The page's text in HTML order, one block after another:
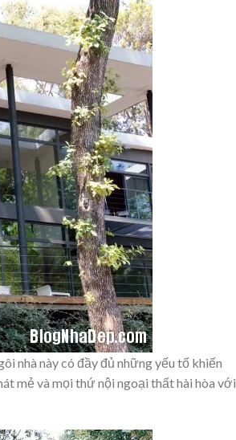
nhà này có đầy đủ những yếu tố khiến
mẻ và mọi thứ nội ngoại thất hài hòa với